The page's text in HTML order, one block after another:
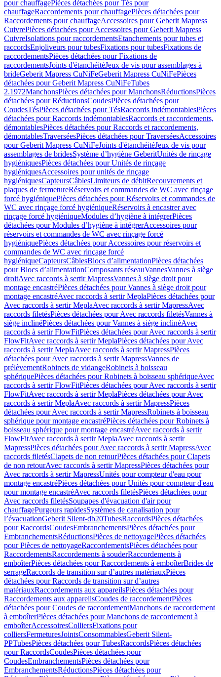
pour chauffagePièces détachées pour Tés pour
chauffageRaccordements pour chauffagePièces détachées pour
Raccordements pour chauffageAccessoires pour Geberit Mapress
CuivrePièces détachées pour Accessoires pour Geberit Mapress
CuivreIsolations pour raccordementsEtanchements pour tubes et
raccordsEnjoliveurs pour tubesFixations pour tubesFixations de
raccordementsPièces détachées pour Fixations de
raccordementsJoints d'étanchéitéJeux de vis pour assemblages à
brideGeberit Mapress CuNiFeGeberit Mapress CuNiFePièces
détachées pour Geberit Mapress CuNiFeTubes
2.1972ManchonsPièces détachées pour ManchonsRéductionsPièces
détachées pour RéductionsCoudesPièces détachées pour
CoudesTésPièces détachées pour TésRaccords indémontablesPièces
détachées pour Raccords indémontablesRaccords et raccordements,
démontablesPièces détachées pour Raccords et raccordements,
démontablesTraverséesPièces détachées pour TraverséesAccessoires
pour Geberit Mapress CuNiFeJoints d'étanchéitéJeux de vis pour
assemblages de bridesSystème d’hygiène GeberitUnités de rinçage
hygiéniquesPièces détachées pour Unités de rinçage
hygiéniquesAccessoires pour unités de rinçage
hygiéniquesCapteursCâblesLimiteurs de débitRecouvrements et
plaques de fermetureRéservoirs et commandes de WC avec rinçage
forcé hygiéniquePièces détachées pour Réservoirs et commandes de
WC avec rinçage forcé hygiéniqueRéservoirs à encastrer avec
rinçage forcé hygiéniqueModules d’hygiène à intégrerPièces
détachées pour Modules d’hygiène à intégrerAccessoires pour
réservoirs et commandes de WC avec rinçage forcé
hygiéniquePièces détachées pour Accessoires pour réservoirs et
commandes de WC avec rinçage forcé
hygiéniqueCapteursCâblesBlocs d’alimentationPièces détachées
pour Blocs d’alimentationComposants réseauVannesVannes à siège
droitAvec raccords à sertir MapressVannes à siège droit pour
montage encastréPièces détachées pour Vannes à siège droit pour
montage encastréAvec raccords à sertir MeplaPièces détachées pour
Avec raccords à sertir MeplaAvec raccords à sertir MapressAvec
raccords filetésPièces détachées pour Avec raccords filetésVannes à
siège inclinéPièces détachées pour Vannes à siège inclinéAvec
raccords à sertir FlowFitPièces détachées pour Avec raccords à sertir
FlowFitAvec raccords à sertir MeplaPièces détachées pour Avec
raccords à sertir MeplaAvec raccords à sertir MapressPièces
détachées pour Avec raccords à sertir MapressVannes de
prélèvementRobinets de vidangeRobinets à boisseau
sphériquePièces détachées pour Robinets à boisseau sphériqueAvec
raccords à sertir FlowFitPièces détachées pour Avec raccords à sertir
FlowFitAvec raccords à sertir MeplaPièces détachées pour Avec
raccords à sertir MeplaAvec raccords à sertir MapressPièces
détachées pour Avec raccords à sertir MapressRobinets à boisseau
sphérique pour montage encastréPièces détachées pour Robinets à
boisseau sphérique pour montage encastréAvec raccords à sertir
FlowFitAvec raccords à sertir MeplaAvec raccords à sertir
MapressPièces détachées pour Avec raccords à sertir MapressAvec
raccords filetésClapets de non retourPièces détachées pour Clapets
de non retourAvec raccords à sertir MapressPièces détachées pour
Avec raccords à sertir MapressUnités pour compteur d'eau pour
montage encastréPièces détachées pour Unités pour compteur d'eau
pour montage encastréAvec raccords filetésPièces détachées pour
Avec raccords filetésSoupapes d'évacuation d'air pour
chauffagePurgeurs rapidesSystèmes de canalisation pour
l’évacuationGeberit Silent-db20TubesRaccordsPièces détachées
pour RaccordsCoudesEmbranchementsPièces détachées pour
EmbranchementsRéductionsPièces de nettoyagePièces détachées
pour Pièces de nettoyageRaccordementsPièces détachées pour
RaccordementsRaccordements à souderRaccordements à
emboîterPièces détachées pour Raccordements à emboîterBrides de
serrageRaccords de transition sur d’autres matériauxPièces
détachées pour Raccords de transition sur d’autres
matériauxRaccordements aux appareilsPièces détachées pour
Raccordements aux appareilsCoudes de raccordementPièces
détachées pour Coudes de raccordementManchons de raccordement
à emboîterPièces détachées pour Manchons de raccordement à
emboîterAccessoiresColliersFixations pour
colliersFermeturesJointsConsommablesGeberit Silent-
PPTubesPièces détachées pour TubesRaccordsPièces détachées
pour RaccordsCoudesPièces détachées pour
CoudesEmbranchementsPièces détachées pour
EmbranchementsRéductionsPièces détachées pour